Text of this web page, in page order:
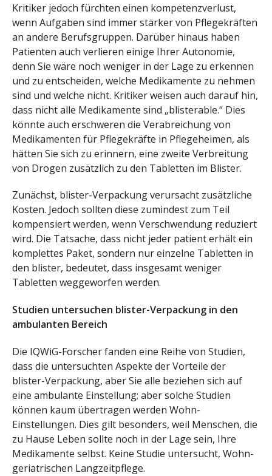
Kritiker jedoch fürchten einen kompetenzverlust,
wenn Aufgaben sind immer stärker von Pflegekräften
an andere Berufsgruppen. Darüber hinaus haben
Patienten auch verlieren einige Ihrer Autonomie,
denn Sie wäre noch weniger in der Lage zu erkennen
und zu entscheiden, welche Medikamente zu nehmen
sind und welche nicht. Kritiker weisen auch darauf hin,
dass nicht alle Medikamente sind „blisterable.“ Dies
könnte auch erschweren die Verabreichung von
Medikamenten für Pflegekräfte in Pflegeheimen, als
hätten Sie sich zu erinnern, eine zweite Verbreitung
von Drogen zusätzlich zu den Tabletten im Blister.
Zunächst, blister-Verpackung verursacht zusätzliche
Kosten. Jedoch sollten diese zumindest zum Teil
kompensiert werden, wenn Verschwendung reduziert
wird. Die Tatsache, dass nicht jeder patient erhält ein
komplettes Paket, sondern nur einzelne Tabletten in
den blister, bedeutet, dass insgesamt weniger
Tabletten weggeworfen werden.
Studien untersuchen blister-Verpackung in den
ambulanten Bereich
Die IQWiG-Forscher fanden eine Reihe von Studien,
dass die untersuchten Aspekte der Vorteile der
blister-Verpackung, aber Sie alle beziehen sich auf
eine ambulante Einstellung; aber solche Studien
können kaum übertragen werden Wohn-
Einstellungen. Dies gilt besonders, weil Menschen, die
zu Hause Leben sollte noch in der Lage sein, Ihre
Medikamente selbst. Keine Studie untersucht, Wohn-
geriatrischen Langzeitpflege.